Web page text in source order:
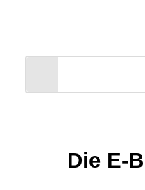
Die E-